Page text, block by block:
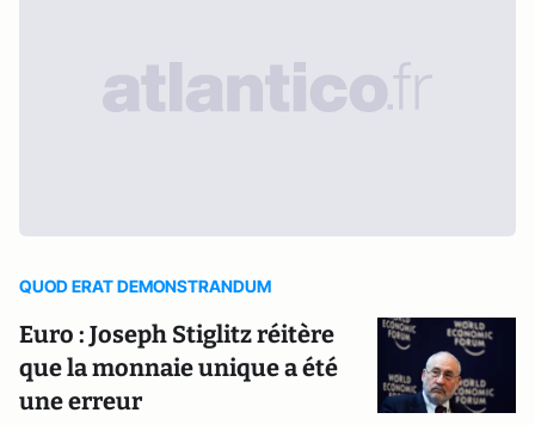
QUOD ERAT DEMONSTRANDUM
Euro : Joseph Stiglitz réitère
que la monnaie unique a été
une erreur